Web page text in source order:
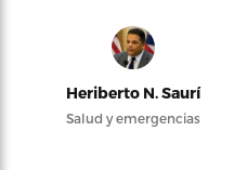
Heriberto N. Saurí
Salud y emergencias